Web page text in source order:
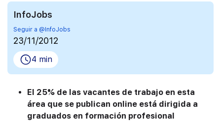
InfoJobs
Seguir a @InfoJobs
23/11/2012
4 min
El 25% de las vacantes de trabajo en esta
área que se publican online está dirigida a
graduados en formación profesional